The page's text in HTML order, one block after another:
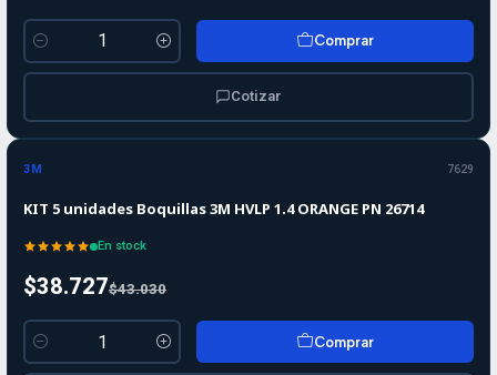
Cantidad
Comprar
Cotizar
-10%
3M 7629
KIT 5 unidades Boquillas 3M HVLP 1.4 ORANGE PN 26714
En stock
$38.727$43.030
Cantidad
Comprar